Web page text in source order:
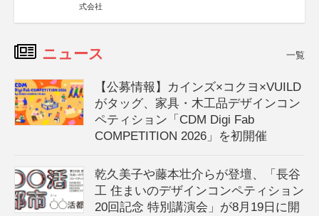
式会社
ニュース 一覧
【公募情報】カインズ×コクヨ×VUILD
がタッグ、家具・木工品デザインコン
ペティション「CDM Digi Fab
COMPETITION 2026」を初開催
乾久美子や藤本壮介らが登壇、「長谷
工 住まいのデザインコンペティション
20回記念 特別講演会」が8月19日に開